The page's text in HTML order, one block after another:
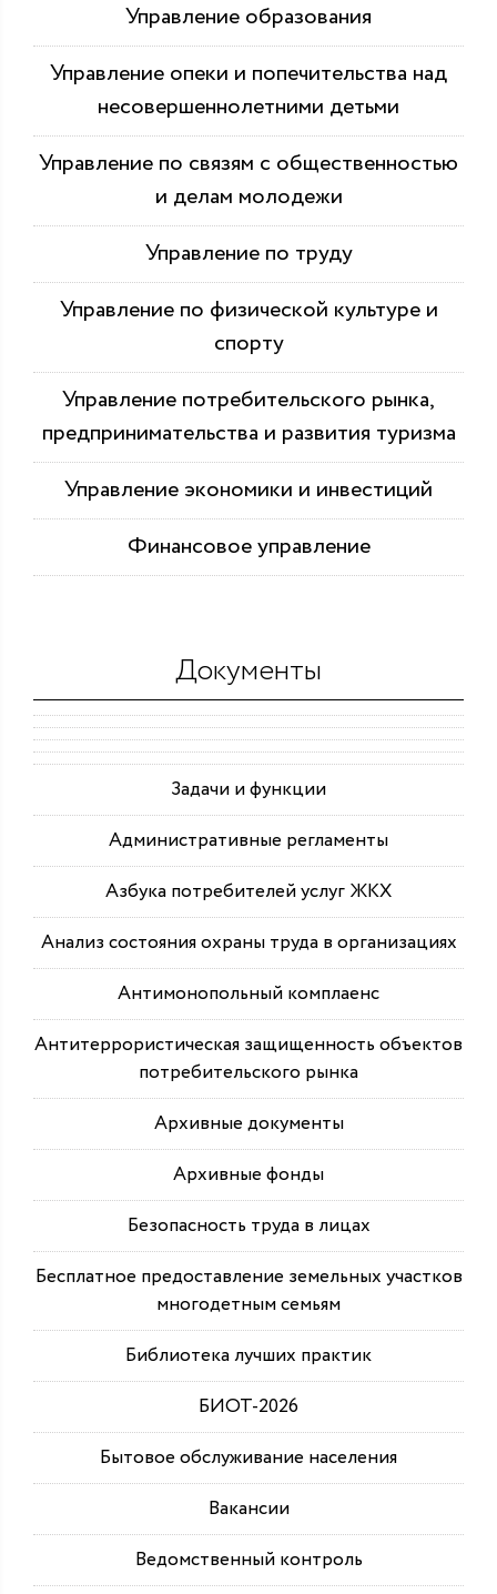
Управление образования
Управление опеки и попечительства над
несовершеннолетними детьми
Управление по связям с общественностью
и делам молодежи
Управление по труду
Управление по физической культуре и
спорту
Управление потребительского рынка,
предпринимательства и развития туризма
Управление экономики и инвестиций
Финансовое управление
Документы
Задачи и функции
Административные регламенты
Азбука потребителей услуг ЖКХ
Анализ состояния охраны труда в организациях
Антимонопольный комплаенс
Антитеррористическая защищенность объектов
потребительского рынка
Архивные документы
Архивные фонды
Безопасность труда в лицах
Бесплатное предоставление земельных участков
многодетным семьям
Библиотека лучших практик
БИОТ-2026
Бытовое обслуживание населения
Вакансии
Ведомственный контроль